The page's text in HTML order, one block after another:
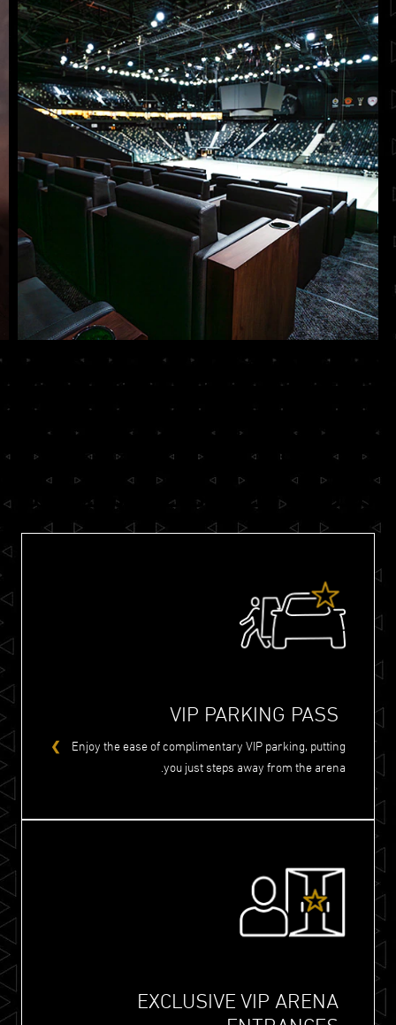
آخرالتدابير الوقائية التي سيتم
تطبيقها - للحفاظ على سلامتكم
VIP PARKING PASS
Enjoy the ease of complimentary VIP parking, putting
you just steps away from the arena.
EXCLUSIVE VIP ARENA